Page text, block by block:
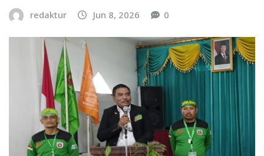
redaktur Jun 8, 2026 0